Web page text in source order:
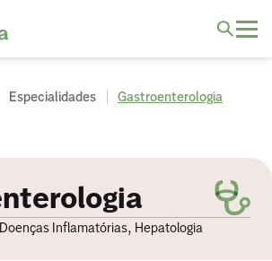
Especialidades Gastroenterologia
Inflamatórias, Hepatologia